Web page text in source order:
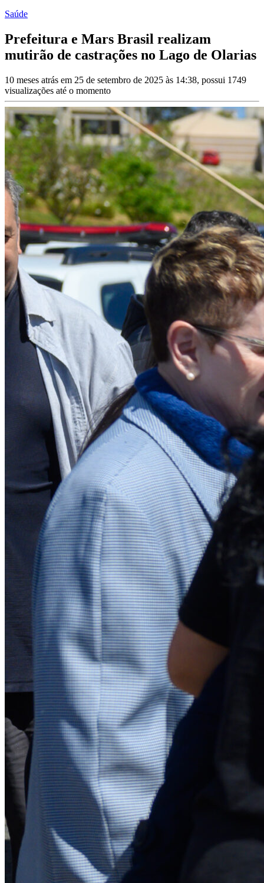
Saúde
Prefeitura e Mars Brasil realizam
mutirão de castrações no Lago de Olarias
10 meses atrás em 25 de setembro de 2025 às 14:38, possui 1749
visualizações até o momento